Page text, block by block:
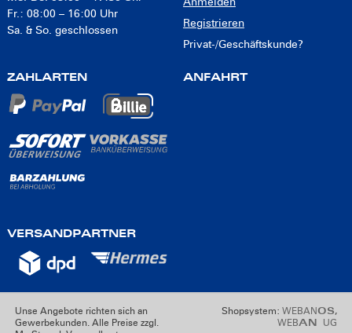
Fr.: 08:00 – 16:00 Uhr
Sa. & So. geschlossen
Registrieren
Privat-/Geschäftskunde?
ZAHLARTEN
VERSANDPARTNER
ANFAHRT
Unse Angebote richten sich an
Gewerbekunden. Alle Preise zzgl.
Shopsystem:WEBANOS,
WEBAN UG